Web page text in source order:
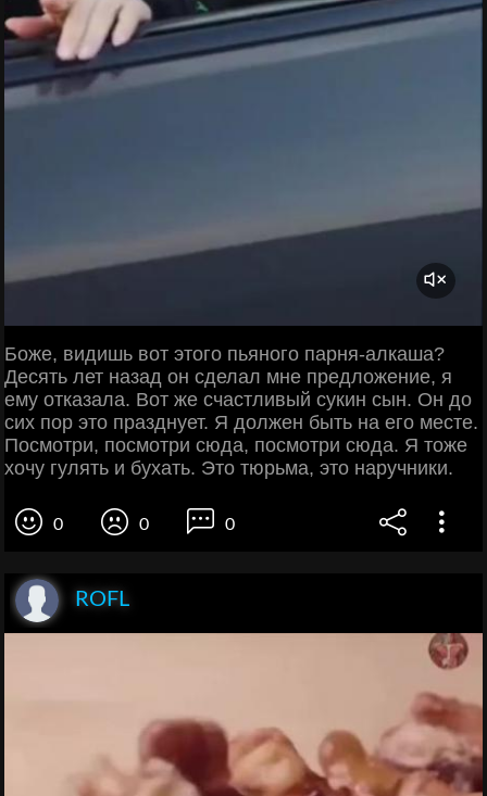
Боже, видишь вот этого пьяного парня-алкаша?
Десять лет назад он сделал мне предложение, я
ему отказала. Вот же счастливый сукин сын. Он до
сих пор это празднует. Я должен быть на его месте.
Посмотри, посмотри сюда, посмотри сюда. Я тоже
хочу гулять и бухать. Это тюрьма, это наручники.
0 0 0
ROFL